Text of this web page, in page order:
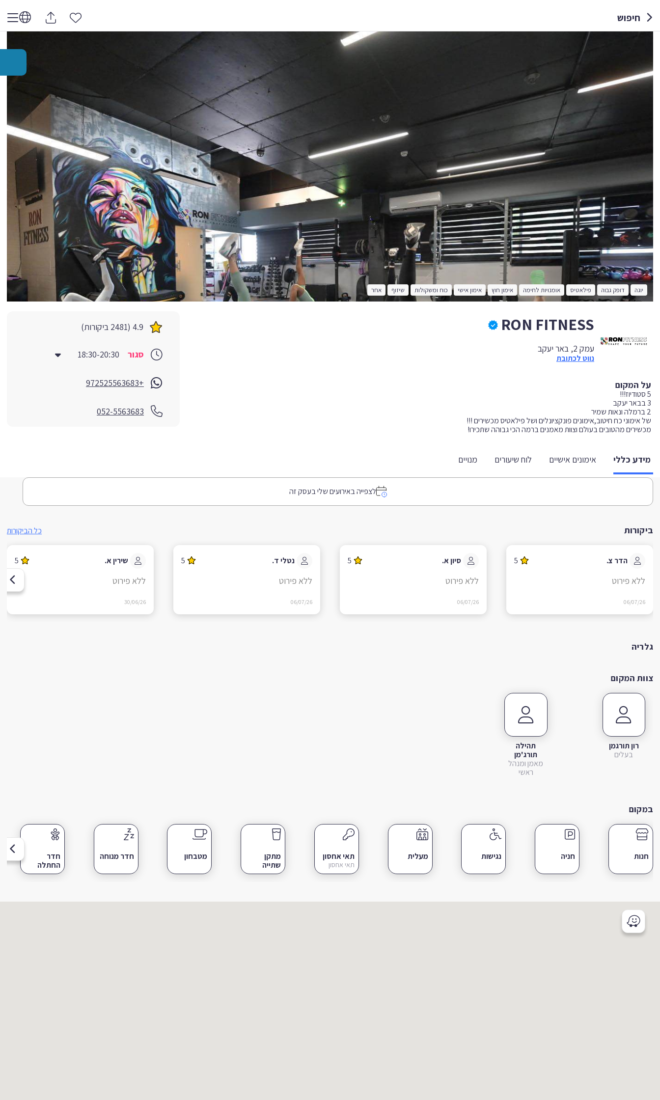
חיפוש
יוגה דופק גבוה פילאטיס אומנויות לחימה אימון חוץ אימון אישי כוח ומשקולות שיזוף אחר
RON FITNESS
עמק 2, באר יעקב
נווט לכתובת
על המקום
מכשירים מהטובים בעולם וצוות מאמנים ברמה הכי גבוהה שתכירו!
4.9 (2481 ביקורות)
סגור 18:30-20:30
+972525563683
052-5563683
מידע כללי אימונים אישיים לוח שיעורים מנויים
לצפייה באירועים שלי בעסק זה
ביקורות כל הביקורות
הדר צ. 5
ללא פירוט
06/07/26
סיון א. 5
ללא פירוט
06/07/26
נטלי ד. 5
ללא פירוט
06/07/26
שירין א. 5
ללא פירוט
30/06/26
גלריה
צוות המקום
רון תורגמן
בעלים
תהילה
תורג'מן
מאמן ומנהל
ראשי
במקום
חנות חניה נגישות מעלית תאי אחסון
תאי אחסון
מתקן
שתייה
מטבחון חדר מנוחה
חדר
החתלה